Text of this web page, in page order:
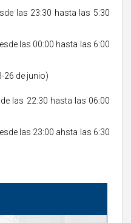
las 23:30 hasta las 5:30
las 00:00 hasta las 6:00
26 de junio)
las 22:30 hasta las 06:00
las 23:00 ahsta las 6:30